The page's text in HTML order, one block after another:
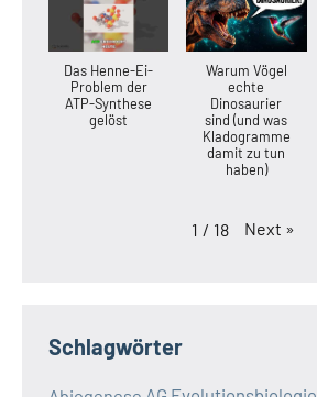
Das Henne-Ei-
Problem der
ATP-Synthese
gelöst
Warum Vögel
echte
Dinosaurier
sind (und was
Kladogramme
damit zu tun
haben)
1 / 18 Next »
Schlagwörter